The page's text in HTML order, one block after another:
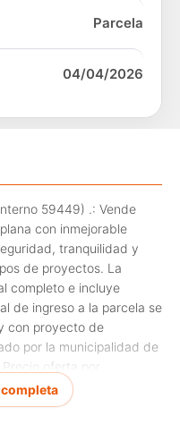
Parcela
04/04/2026
59449) .: Vende
con inmejorable
tranquilidad y
de proyectos. La
completo e incluye
de ingreso a la parcela se
con proyecto de
por la municipalidad de
oferta por
de invertir y hacer